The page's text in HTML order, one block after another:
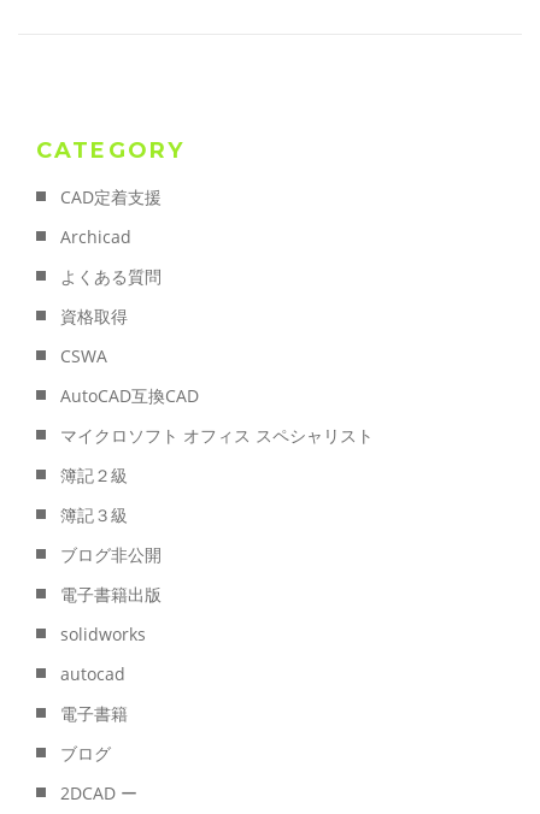
CATEGORY
CAD定着支援
Archicad
よくある質問
資格取得
CSWA
AutoCAD互換CAD
マイクロソフト オフィス スペシャリスト
簿記２級
簿記３級
ブログ非公開
電子書籍出版
solidworks
autocad
電子書籍
ブログ
2DCAD ー